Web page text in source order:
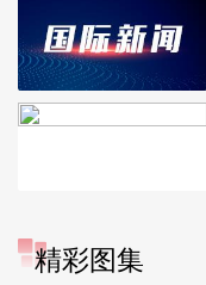
精彩图集
“大地指纹”奏响